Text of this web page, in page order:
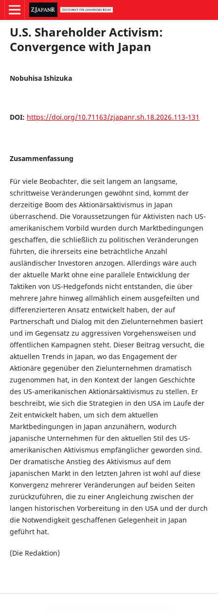
U.S. Shareholder Activism:
Convergence with Japan
Nobuhisa Ishizuka
DOI: https://doi.org/10.71163/zjapanr.sh.18.2026.113-131
Zusammenfassung
Für viele Beobachter, die seit langem an langsame,
schrittweise Veränderungen gewöhnt sind, kommt der
derzeitige Boom des Aktionärsaktivismus in Japan
überraschend. Die Voraussetzungen für Aktivisten nach US-
amerikanischem Vorbild wurden durch Marktbedingungen
geschaffen, die schließlich zu politischen Veränderungen
führten, die ihrerseits eine beträchtliche Anzahl
ausländischer Investoren anzogen. Allerdings wäre auch
der aktuelle Markt ohne eine parallele Entwicklung der
Taktiken von US-Hedgefonds nicht entstanden, die über
mehrere Jahre hinweg allmählich einem ausgefeilten und
differenzierteren Ansatz entwickelt haben, der auf
Partnerschaft und Dialog mit den Zielunternehmen basiert
und im Gegensatz zu aggressiven Vorgehensweisen und
öffentlichen Kampagnen steht. Dieser Beitrag versucht, die
aktuellen Trends in Japan, wo das Engagement der
Aktionäre gegenüber den Zielunternehmen dramatisch
zugenommen hat, in den Kontext der langen Geschichte
des US-amerikanischen Aktionärsaktivismus zu stellen. Er
beschreibt, wie sich die Strategien in den USA im Laufe der
Zeit entwickelt haben, um sich dem aktuellen
Marktbedingungen in Japan anzunähern, wodurch
japanische Unternehmen für den aktuellen Stil des US-
amerikanischen Aktivismus empfänglicher geworden sind.
Der dramatische Anstieg des Aktivismus auf dem
japanischen Markt in den letzten Jahren ist wohl auf diese
Konvergenz mehrerer Veränderungen auf beiden Seiten
zurückzuführen, die zu einer Angleichung zwischen der
langen historischen Vorbereitung in den USA und der durch
die Notwendigkeit geschaffenen Gelegenheit in Japan
geführt hat.
(Die Redaktion)